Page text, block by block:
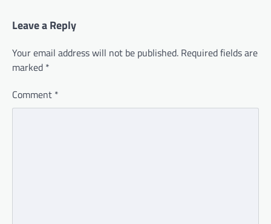
Leave a Reply
Your email address will not be published. Required fields are
marked *
Comment *